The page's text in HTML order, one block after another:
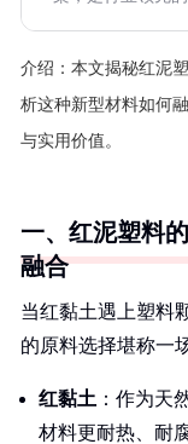
介绍： 本文揭秘红泥
析这种新型材料如何
与实用价值。
一、红泥塑料
融合
当红黏土遇上塑料
的原料选择堪称一
红黏土 ：作为天
材料更耐热、耐